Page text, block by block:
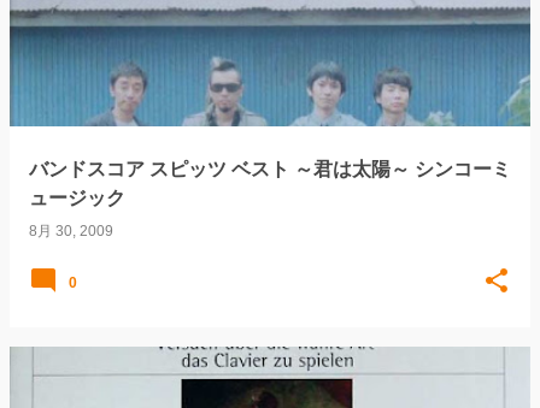
バンドスコア スピッツ ベスト ～君は太陽～ シンコーミ
ュージック
8月 30, 2009
0